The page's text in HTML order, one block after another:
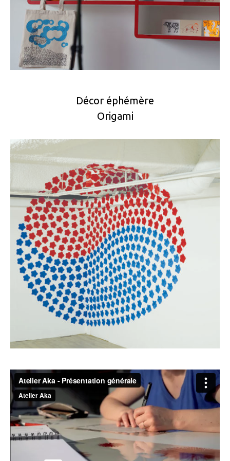
Décor éphémère
Origami